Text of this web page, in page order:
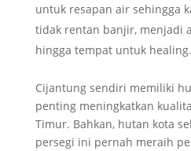
untuk resapan air sehingga
tidak rentan banjir, menjadi
hingga tempat untuk healing.
Cijantung sendiri memiliki
penting meningkatkan
Timur. Bahkan, hutan kota
persegi ini pernah meraih